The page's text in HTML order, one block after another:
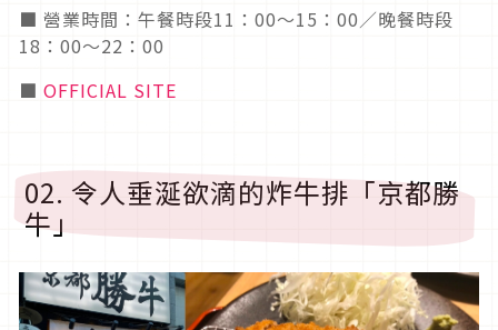
■ 營業時間：午餐時段11：00～15：00／晚餐時段
18：00～22：00
■ OFFICIAL SITE
02. 令人垂涎欲滴的炸牛排「京都勝
牛」